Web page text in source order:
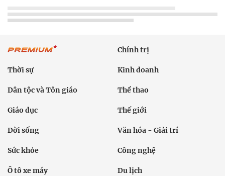
Chính trị
Thời sự Kinh doanh
Dân tộc và Tôn giáo Thể thao
Giáo dục Thế giới
Đời sống Văn hóa - Giải trí
Sức khỏe Công nghệ
Ô tô xe máy Du lịch